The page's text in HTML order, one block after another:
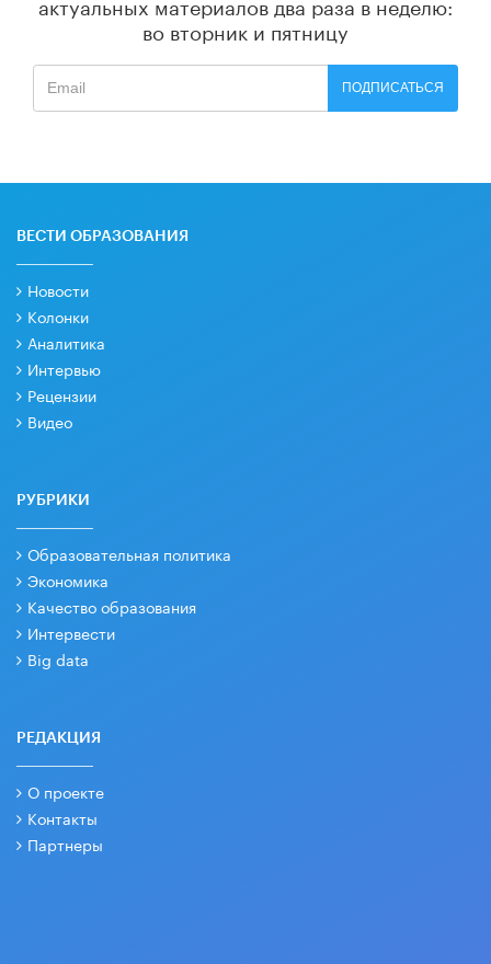
во вторник и пятницу
ПОДПИСАТЬСЯ
ВЕСТИ ОБРАЗОВАНИЯ
Новости
Колонки
Аналитика
Интервью
Рецензии
Видео
РУБРИКИ
Образовательная политика
Экономика
Качество образования
Интервести
Big data
РЕДАКЦИЯ
О проекте
Контакты
Партнеры